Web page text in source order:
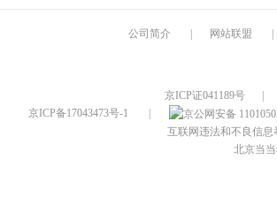
公司简介 网站联盟
京ICP证041189号
京ICP备17043473号-1
互联网违法和不良信息
北京当